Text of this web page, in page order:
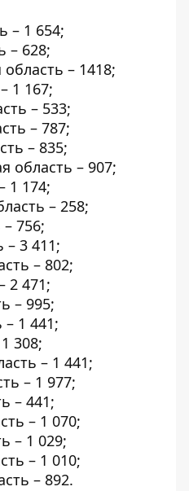
– 1 654;
– 628;
– 1418;
1 167;
– 533;
– 787;
– 835;
область – 907;
1 174;
– 258;
756;
– 3 411;
– 802;
2 471;
– 995;
– 1 441;
308;
– 1 441;
– 1 977;
– 441;
– 1 070;
– 1 029;
– 1 010;
– 892.